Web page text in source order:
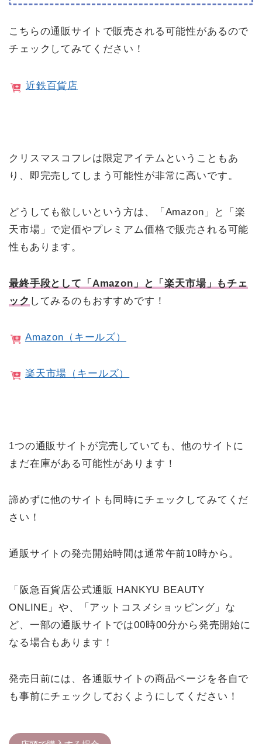
こちらの通販サイトで販売される可能性があるので
チェックしてみてください！
近鉄百貨店
クリスマスコフレは限定アイテムということもあ
り、即完売してしまう可能性が非常に高いです。
どうしても欲しいという方は、「Amazon」と「楽
天市場」で定価やプレミアム価格で販売される可能
性もあります。
最終手段として「Amazon」と「楽天市場」もチェ
ック してみるのもおすすめです！
Amazon（キールズ）
楽天市場（キールズ）
1つの通販サイトが完売していても、他のサイトに
まだ在庫がある可能性があります！
諦めずに他のサイトも同時にチェックしてみてくだ
さい！
通販サイトの発売開始時間は通常午前10時から。
「阪急百貨店公式通販 HANKYU BEAUTY
ONLINE」や、「アットコスメショッピング」な
ど、一部の通販サイトでは00時00分から発売開始に
なる場合もあります！
発売日前には、各通販サイトの商品ページを各自で
も事前にチェックしておくようにしてください！